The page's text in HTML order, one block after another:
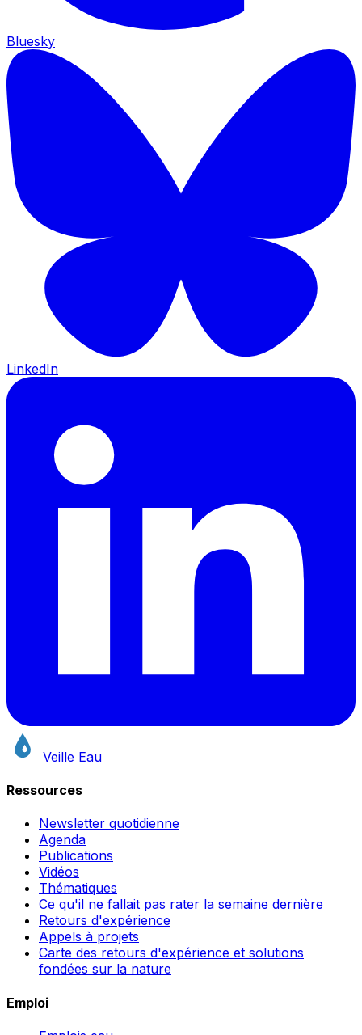
Bluesky
LinkedIn
Veille Eau
Ressources
Newsletter quotidienne
Agenda
Publications
Vidéos
Thématiques
Ce qu'il ne fallait pas rater la semaine dernière
Retours d'expérience
Appels à projets
Carte des retours d'expérience et solutions
fondées sur la nature
Emploi